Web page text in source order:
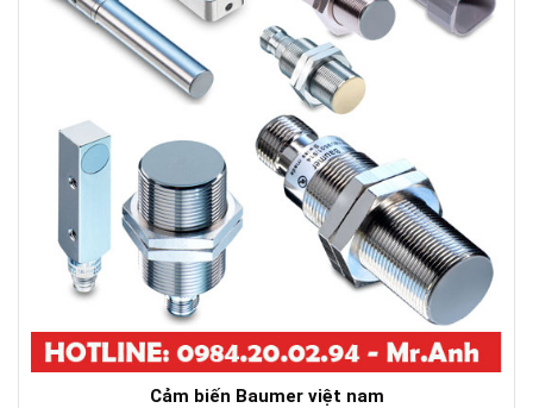
Cảm biến Baumer việt nam